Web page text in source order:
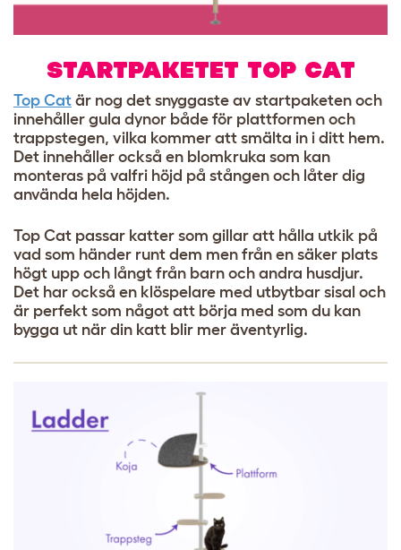
STARTPAKETET TOP CAT
Top Cat är nog det snyggaste av startpaketen och
innehåller gula dynor både för plattformen och
trappstegen, vilka kommer att smälta in i ditt hem.
Det innehåller också en blomkruka som kan
monteras på valfri höjd på stången och låter dig
använda hela höjden.
Top Cat passar katter som gillar att hålla utkik på
vad som händer runt dem men från en säker plats
högt upp och långt från barn och andra husdjur.
Det har också en klöspelare med utbytbar sisal och
är perfekt som något att börja med som du kan
bygga ut när din katt blir mer äventyrlig.